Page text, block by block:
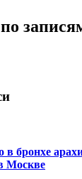
в бронхе
Москве